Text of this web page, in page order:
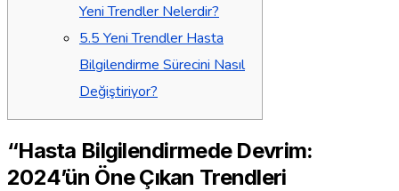
Yeni Trendler Nelerdir?
5.5 Yeni Trendler Hasta
Bilgilendirme Sürecini Nasıl
Değiştiriyor?
“Hasta Bilgilendirmede Devrim:
2024’ün Öne Çıkan Trendleri